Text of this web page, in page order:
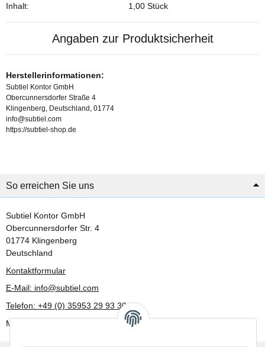
Inhalt:
1,00 Stück
Angaben zur Produktsicherheit
Herstellerinformationen:
Subtiel Kontor GmbH
Obercunnersdorfer Straße 4
Klingenberg, Deutschland, 01774
info@subtiel.com
https://subtiel-shop.de
So erreichen Sie uns
Subtiel Kontor GmbH
Obercunnersdorfer Str. 4
01774 Klingenberg
Deutschland
Kontaktformular
E-Mail: info@subtiel.com
Telefon: +49 (0) 35953 29 93 30
Mo-Fr: 8:00 Uhr - 17:00 Uhr